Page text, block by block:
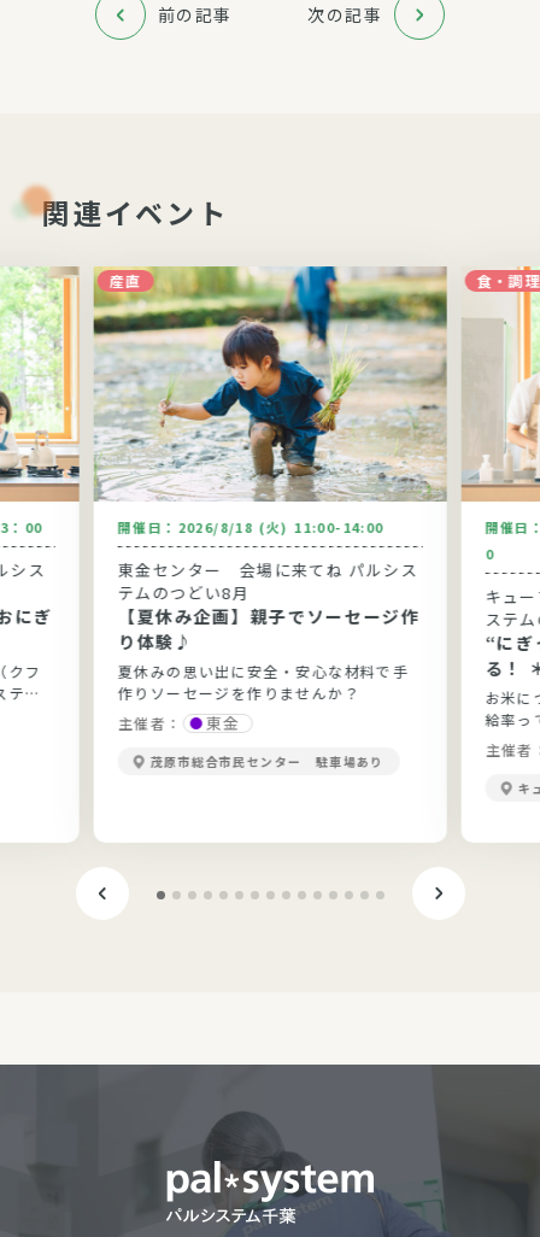
前の記事 次の記事
関連イベント
：00
シス
にぎ
クフ
テム
産直
開催日： 2026/8/18 (火) 11:00-14:00
東金センター 会場に来てね パルシス
テムのつどい8月
【夏休み企画】親子でソーセージ作
り体験♪
夏休みの思い出に安全・安心な材料で手
作りソーセージを作りませんか？
主催者：
東金
茂原市総合市民センター 駐車場あり
食・調理
開催日
0
キュ
ステ
“にぎ
る！
お米に
給率っ
当？
きます
主催者
キ